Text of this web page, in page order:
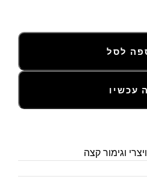
לסל
עכשיו
וגימור קצה